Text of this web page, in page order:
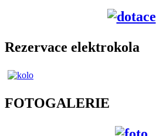
Rezervace elektrokola
FOTOGALERIE